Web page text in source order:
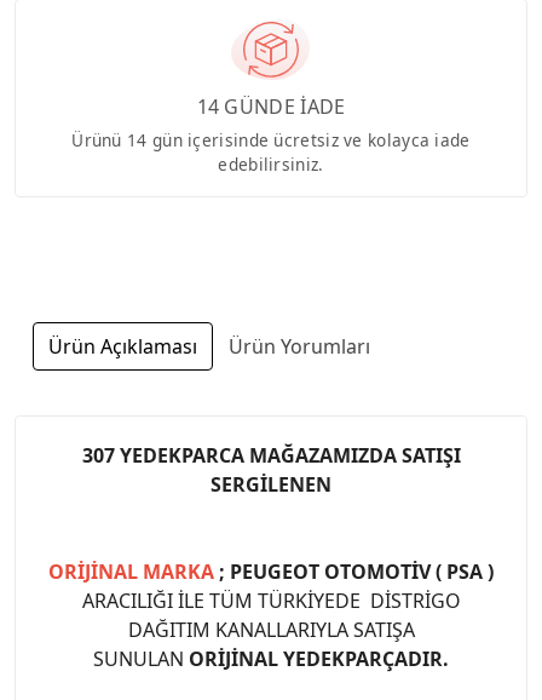
14 GÜNDE İADE
Ürünü 14 gün içerisinde ücretsiz ve kolayca iade
edebilirsiniz.
Ürün Açıklaması Ürün Yorumları
307 YEDEKPARCA MAĞAZAMIZDA SATIŞI
SERGİLENEN
ORİJİNAL MARKA ; PEUGEOT OTOMOTİV ( PSA )
ARACILIĞI İLE TÜM TÜRKİYEDE DİSTRİGO
DAĞITIM KANALLARIYLA SATIŞA
SUNULAN ORİJİNAL YEDEKPARÇADIR.